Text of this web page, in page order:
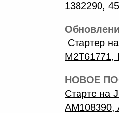
1382290,
Стартер
M2T61771,
НОВОЕ
Старте на
AM108390,